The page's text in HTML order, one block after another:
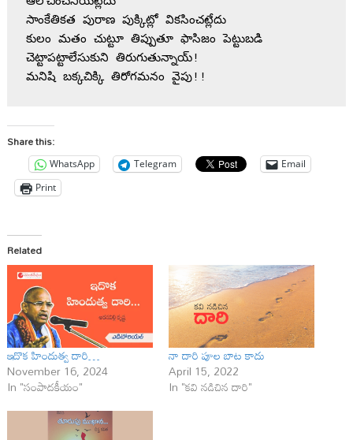
సాంకేతికత పురాణ పుక్కిట్లో వికసించట్లేదు
కులం మతం చుట్టూ తిప్పుతూ ఫాసిజం పెట్టుబడి
చెట్టాపట్టాలేసుకుని తిరుగుతున్నాయ్!
మనిషి బక్కచిక్కి తిరోగమనం వైపు!!
Share this:
WhatsApp Telegram
Email
Print
Related
ఇదొక హిందుత్వ దారి…
November 16, 2024
In "సంపాదకీయం"
నా దారి పూల బాట కాదు
April 15, 2022
In "కవి నడిచిన దారి"